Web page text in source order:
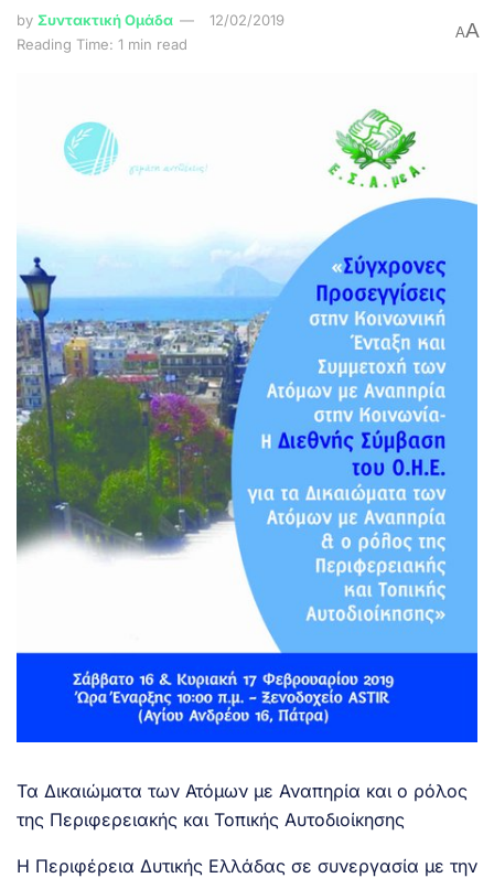
by Συντακτική Ομάδα
12/02/2019
Reading Time: 1 min read
AA
Τα Δικαιώματα των Ατόμων με Αναπηρία και ο ρόλος
της Περιφερειακής και Τοπικής Αυτοδιοίκησης
Η Περιφέρεια Δυτικής Ελλάδας σε συνεργασία με την